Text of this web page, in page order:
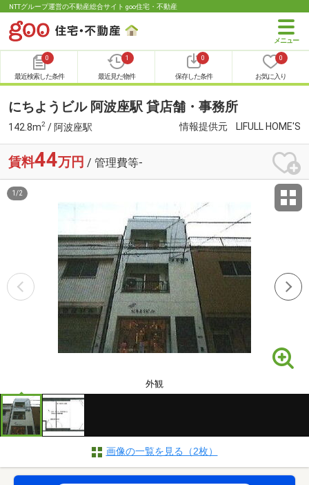
NTTグループ運営の不動産総合サイト goo住宅・不動産
0
最近検索した条件
1
最近見た物件
0
保存した条件
0
お気に入り
にちようビル 阿波座駅 貸店舗・事務所
142.8m2 / 阿波座駅 情報提供元 LIFULL HOME'S
賃料44万円 / 管理費等-
外観
1 /2
画像の一覧を見る（2枚）